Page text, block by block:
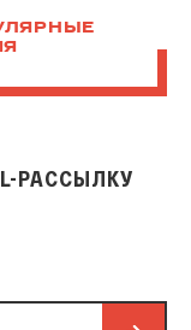
РАССЫЛКУ